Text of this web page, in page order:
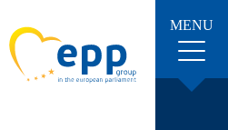
MENU